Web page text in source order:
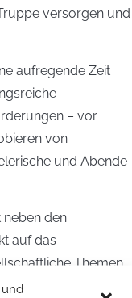
und
versorgen und
aufregende Zeit
– vor
von
und Abende
den
auf das
Themen
und „Inklusion“